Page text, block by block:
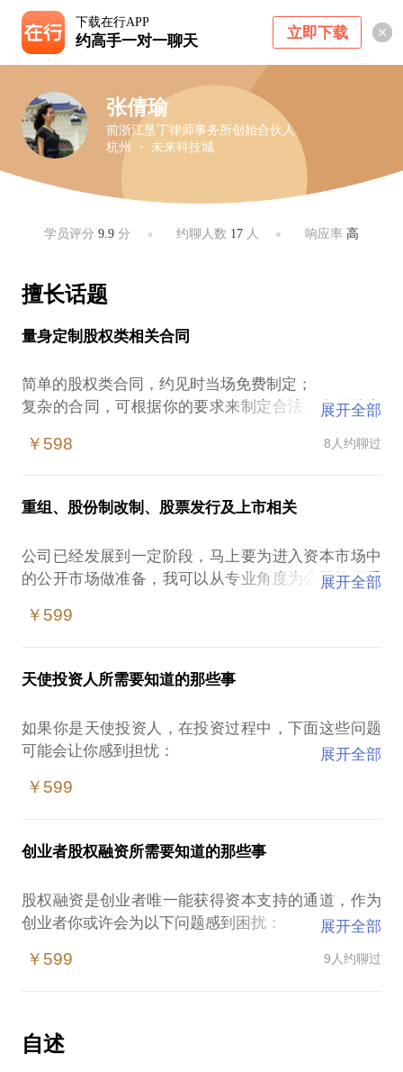
下载在行APP
约高手一对一聊天 立即下载
张倩瑜
前浙江垦丁律师事务所创始合伙人
杭州 ・ 未来科技城
学员评分9.9 分 约聊人数 17人 响应率 高
擅长话题
量身定制股权类相关合同
简单的股权类合同，约见时当场免费制定；
复杂的合同，可根据你的要求来制定合法、有效的合
可以帮你审阅待签订的合同，帮你指出其中的风险并
展开全部
￥598 8人约聊过
重组、股份制改制、股票发行及上市相关
公司已经发展到一定阶段，马上要为进入资本市场中
的公开市场做准备，我可以从专业角度为公司提供重
重组和改制法律文件，协助公司办理相关工商登记等
展开全部
￥599
天使投资人所需要知道的那些事
如果你是天使投资人，在投资过程中，下面这些问题
可能会让你感到担忧：
益是否可以保障，如何保障？
投资的公司创业失败还欠债，我是股东需要偿还债务
吗？
根据你自身的情况以及待签署的投资协议（包括增资
协议、股权转让协议等）帮你分析条款的效力以及其
背后的法律意义；
展开全部
￥599
创业者股权融资所需要知道的那些事
股权融资是创业者唯一能获得资本支持的通道，作为
创业者你或许会为以下问题感到困扰：
去哪里找钱；
规避初次融资风险；
股权融资中相关法律问题的解答
展开全部
￥599 9人约聊过
自述